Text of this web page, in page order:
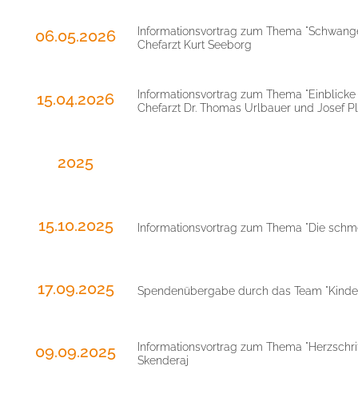
06.05.2026
Informationsvortrag zum Thema
Chefarzt Kurt Seeborg
15.04.2026
Informationsvortrag zum Thema
Chefarzt Dr. Thomas Urlbauer und Josef
2025
15.10.2025 Informationsvortrag zum Thema "Die
17.09.2025 Spendenübergabe durch das Team
09.09.2025
Informationsvortrag zum Thema
Skenderaj